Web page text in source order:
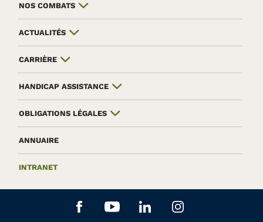
NOS COMBATS
ACTUALITÉS
CARRIÈRE
HANDICAP ASSISTANCE
OBLIGATIONS LÉGALES
ANNUAIRE
INTRANET
Aller sur le réseau social
Aller sur le réseau social
Aller sur le réseau
Aller sur le